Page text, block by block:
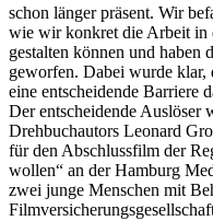
schon länger präsent. Wir
wie wir konkret die Arbeit in
gestalten können und haben
geworfen. Dabei wurde klar,
eine entscheidende Barriere
Der entscheidende Auslöser
Drehbuchautors Leonard
für den Abschlussfilm der
wollen“ an der Hamburg
zwei junge Menschen mit